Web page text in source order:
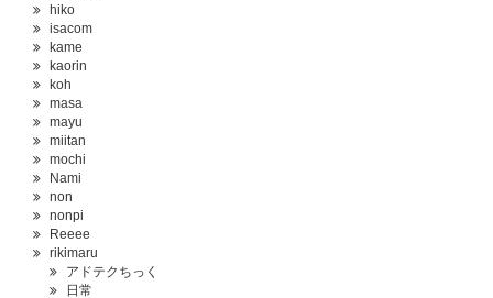
hiko
isacom
kame
kaorin
koh
masa
mayu
miitan
mochi
Nami
non
nonpi
Reeee
rikimaru
アドテクちっく
日常